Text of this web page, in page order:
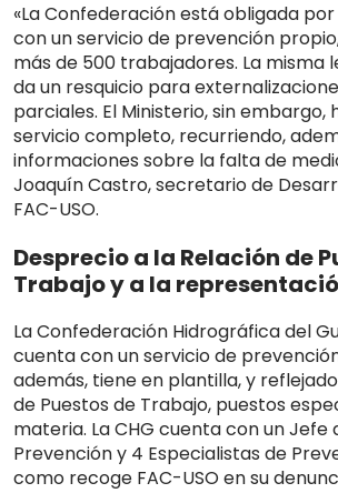
«La Confederación está obligada
con un servicio de prevención
más de 500 trabajadores. La misma
da un resquicio para
parciales. El Ministerio, sin embargo,
servicio completo, recurriendo,
informaciones sobre la falta de
Joaquín Castro, secretario de
FAC-USO.
Desprecio a la Relación de
Trabajo y a la
La Confederación Hidrográfica del
cuenta con un servicio de
además, tiene en plantilla, y
de Puestos de Trabajo, puestos
materia. La CHG cuenta con un Jefe
Prevención y 4 Especialistas de
como recoge FAC-USO en su